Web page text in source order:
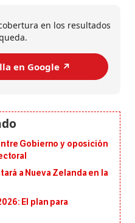
en los resultados
en Google ↗️
Gobierno y oposición
a Nueva Zelanda en la
El plan para